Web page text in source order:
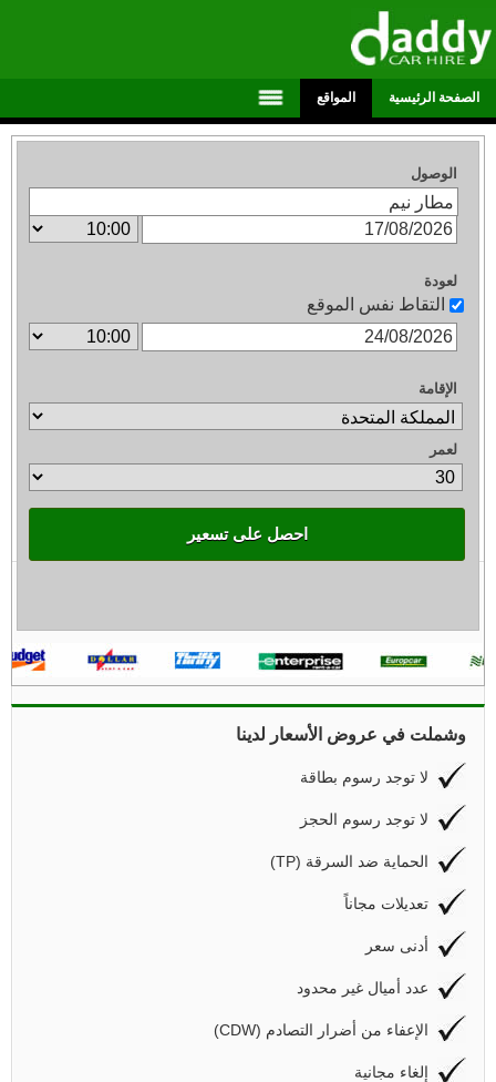
الصفحة الرئيسية المواقع
الوصول
لعودة
التقاط نفس الموقع
الإقامة
لعمر
احصل على تسعير
وشملت في عروض الأسعار لدينا
لا توجد رسوم بطاقة
لا توجد رسوم الحجز
(TP) الحماية ضد السرقة
تعديلات مجاناً
أدنى سعر
عدد أميال غير محدود
(CDW) الإعفاء من أضرار التصادم
إلغاء مجانية